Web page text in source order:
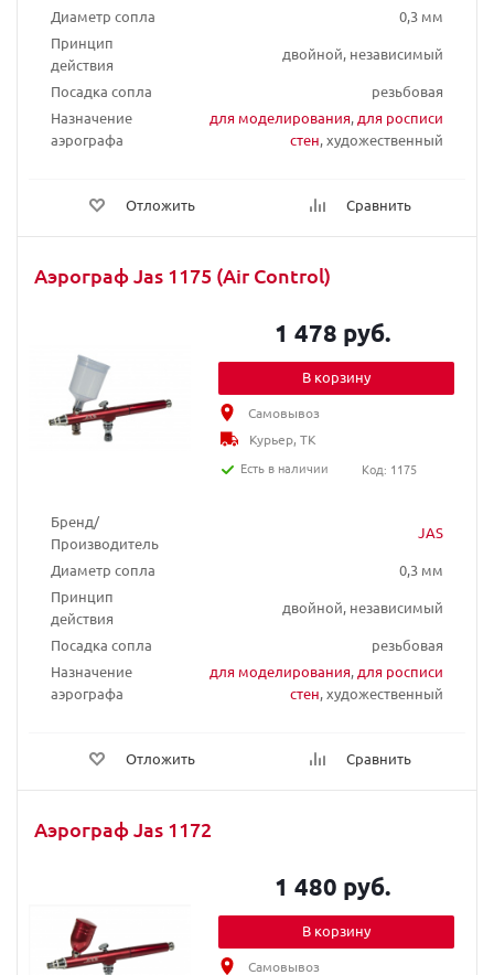
Диаметр сопла
0,3 мм
Принцип
действия
двойной, независимый
Посадка сопла
резьбовая
Назначение
аэрографа
для моделирования, для росписи
стен, художественный
Отложить Сравнить
Аэрограф Jas 1175 (Air Control)
Бренд/
Производитель
JAS
Диаметр сопла
0,3 мм
Принцип
действия
двойной, независимый
Посадка сопла
резьбовая
Назначение
аэрографа
для моделирования, для росписи
стен, художественный
Отложить Сравнить
1 478 руб.
В корзину
Самовывоз
Курьер, ТК
Есть в наличии
Код: 1175
Аэрограф Jas 1172
1 480 руб.
В корзину
Самовывоз